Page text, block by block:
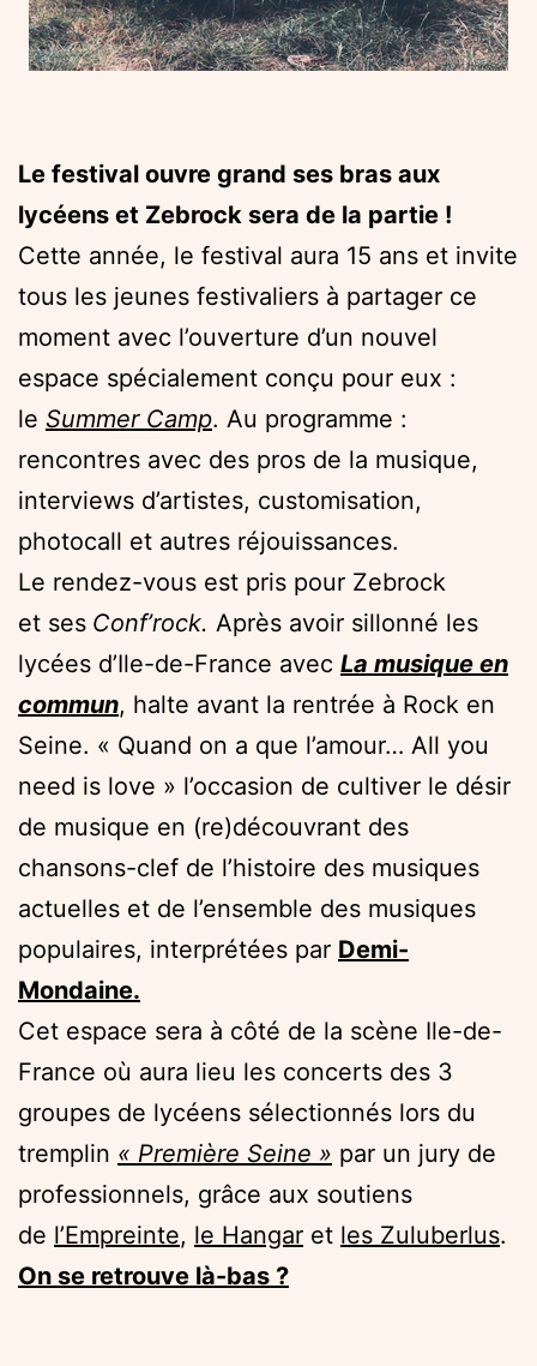
Le festival ouvre grand ses bras aux
lycéens et Zebrock sera de la partie !
Cette année, le festival aura 15 ans et invite
tous les jeunes festivaliers à partager ce
moment avec l’ouverture d’un nouvel
espace spécialement conçu pour eux :
le Summer Camp. Au programme :
rencontres avec des pros de la musique,
interviews d’artistes, customisation,
photocall et autres réjouissances.
Le rendez-vous est pris pour Zebrock
et ses Conf’rock. Après avoir sillonné les
lycées d’Ile-de-France avec La musique en
commun, halte avant la rentrée à Rock en
Seine. « Quand on a que l’amour… All you
need is love » l’occasion de cultiver le désir
de musique en (re)découvrant des
chansons-clef de l’histoire des musiques
actuelles et de l’ensemble des musiques
populaires, interprétées par Demi-
Mondaine.
Cet espace sera à côté de la scène Ile-de-
France où aura lieu les concerts des 3
groupes de lycéens sélectionnés lors du
tremplin « Première Seine » par un jury de
professionnels, grâce aux soutiens
de l’Empreinte, le Hangar et les Zuluberlus.
On se retrouve là-bas ?